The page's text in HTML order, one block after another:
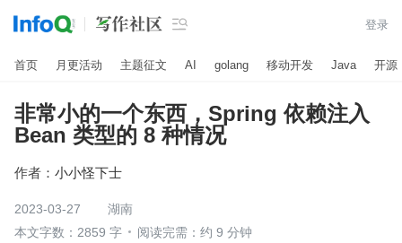
 登录
首页 月更活动 主题征文 AI golang 移动开发 Java 开源
非常小的一个东西，Spring 依赖注入
Bean 类型的 8 种情况
作者： 小小怪下士
2023-03-27
湖南
本文字数：2859 字
阅读完需：约 9 分钟